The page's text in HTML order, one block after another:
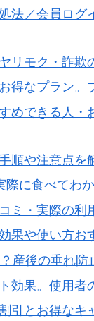
法／会員ログ
リモク・詐欺
得なプラン。
めできる人・
順や注意点を
に食べてわ
ミ・実際の利
果や使い方お
産後の垂れ防
効果。使用者
引とお得なキ